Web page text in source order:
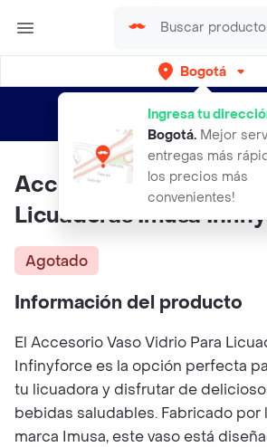
Bogotá
Ingresa tu
Bogotá. Mejor
entregas más
los precios más
convenientes!
envíos gratis por semanas
Accesorio Vaso Vidrio
Licuadoras Imusa
Agotado
Información del producto
El Accesorio Vaso Vidrio Para
Infinyforce es la opción perfecta
tu licuadora y disfrutar de
bebidas saludables. Fabricado por
marca Imusa, este vaso está